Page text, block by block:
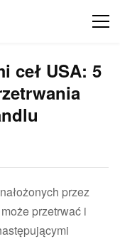
ceł USA: 5
przez
przetrwać i